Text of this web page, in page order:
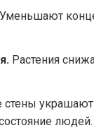
Уменьшают
Растения
украшают
людей.